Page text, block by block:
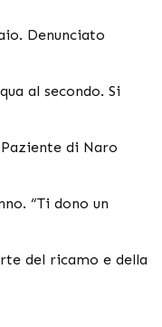
Denunciato
al secondo. Si
di Naro
“Ti dono un
del ricamo e della